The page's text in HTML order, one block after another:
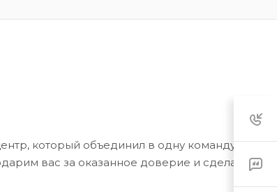
который объединил в одну команду
вас за оказанное доверие и сделаем